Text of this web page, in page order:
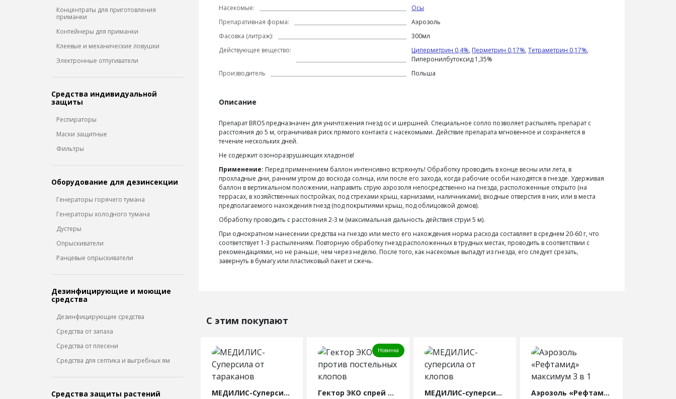
Концентраты для приготовления
приманки
Контейнеры для приманки
Клеевые и механические ловушки
Электронные отпугиватели
Средства индивидуальной
защиты
Респираторы
Маски защитные
Фильтры
Оборудование для дезинсекции
Генераторы горячего тумана
Генераторы холодного тумана
Дустеры
Опрыскиватели
Ранцевые опрыскиватели
Дезинфицирующие и моющие
средства
Дезинфицирующие средства
Средства от запаха
Средства от плесени
Средства для септика и выгребных ям
Средства защиты растений
Насекомые:
Осы
Препаративная форма:
Аэрозоль
Фасовка (литраж):
300мл
Действующее вещество:
Циперметрин 0,4%, Перметрин 0,17%,Тетраметрин 0,17%,
Пиперонилбутоксид 1,35%
Производитель
Польша
Описание
Препарат BROS предназначен для уничтожения гнезд ос и шершней. Специальное сопло позволяет распылять препарат с
расстояния до 5 м, ограничивая риск прямого контакта с насекомыми. Действие препарата мгновенное и сохраняется в
течение нескольких дней.
Не содержит озоноразрушающих хладонов!
Применение: Перед применением баллон интенсивно встряхнуть! Обработку проводить в конце весны или лета, в
прохладные дни, ранним утром до восхода солнца, или после его захода, когда рабочие особи находятся в гнезде. Удерживая
баллон в вертикальном положении, направить струю аэрозоля непосредственно на гнезда, расположенные открыто (на
террасах, в хозяйственных постройках, под стрехами крыш, карнизами, наличниками), входные отверстия в них, или в места
предполагаемого нахождения гнезд (под покрытиями крыш, под облицовкой домов).
Обработку проводить с расстояния 2-3 м (максимальная дальность действия струи 5 м).
При однократном нанесении средства на гнездо или место его нахождения норма расхода составляет в среднем 20-60 г, что
соответствует 1-3 распылениям. Повторную обработку гнезд расположенных в трудных местах, проводить в соответствии с
рекомендациями, но не раньше, чем через неделю. После того, как насекомые выпадут из гнезда, его следует срезать,
завернуть в бумагу или пластиковый пакет и сжечь.
С этим покупают
МЕДИЛИС-Суперсила от тараканов
Новинка
Гектор ЭКО спрей против постельных клопов МЕДИЛИС-суперсила от клопов Аэрозоль «Рефтамид» максимум 3 в 1